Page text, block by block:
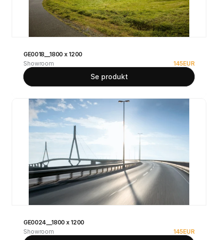
GE0018__1800 x 1200
Showroom
145EUR
Se produkt
GE0024__1800 x 1200
Showroom
145EUR